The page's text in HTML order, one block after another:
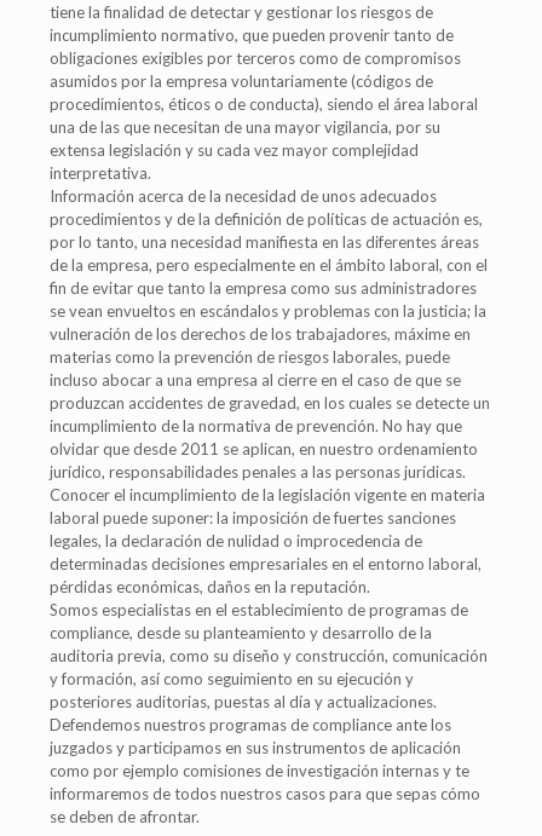
tiene la finalidad de detectar y gestionar los riesgos de
incumplimiento normativo, que pueden provenir tanto de
obligaciones exigibles por terceros como de compromisos
asumidos por la empresa voluntariamente (códigos de
procedimientos, éticos o de conducta), siendo el área laboral
una de las que necesitan de una mayor vigilancia, por su
extensa legislación y su cada vez mayor complejidad
interpretativa.
Información acerca de la necesidad de unos adecuados
procedimientos y de la definición de políticas de actuación es,
por lo tanto, una necesidad manifiesta en las diferentes áreas
de la empresa, pero especialmente en el ámbito laboral, con el
fin de evitar que tanto la empresa como sus administradores
se vean envueltos en escándalos y problemas con la justicia; la
vulneración de los derechos de los trabajadores, máxime en
materias como la prevención de riesgos laborales, puede
incluso abocar a una empresa al cierre en el caso de que se
produzcan accidentes de gravedad, en los cuales se detecte un
incumplimiento de la normativa de prevención. No hay que
olvidar que desde 2011 se aplican, en nuestro ordenamiento
jurídico, responsabilidades penales a las personas jurídicas.
Conocer el incumplimiento de la legislación vigente en materia
laboral puede suponer: la imposición de fuertes sanciones
legales, la declaración de nulidad o improcedencia de
determinadas decisiones empresariales en el entorno laboral,
pérdidas económicas, daños en la reputación.
Somos especialistas en el establecimiento de programas de
compliance, desde su planteamiento y desarrollo de la
auditoria previa, como su diseño y construcción, comunicación
y formación, así como seguimiento en su ejecución y
posteriores auditorias, puestas al día y actualizaciones.
Defendemos nuestros programas de compliance ante los
juzgados y participamos en sus instrumentos de aplicación
como por ejemplo comisiones de investigación internas y te
informaremos de todos nuestros casos para que sepas cómo
se deben de afrontar.